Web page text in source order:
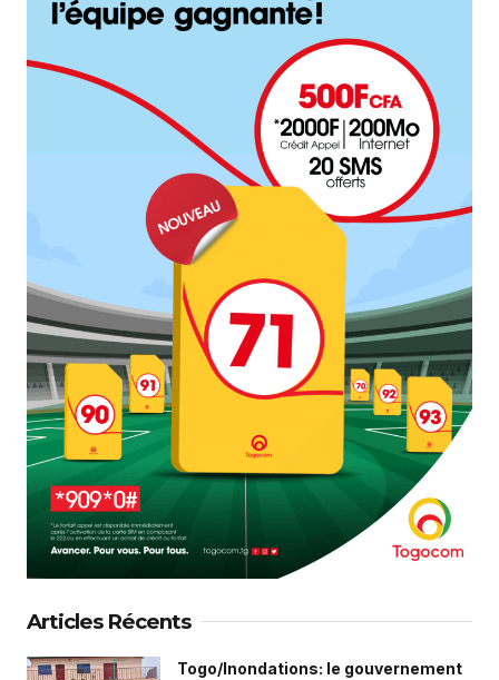
Articles Récents
Togo/Inondations: le gouvernement